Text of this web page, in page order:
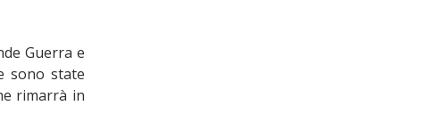
Guerra e
sono state
rimarrà in